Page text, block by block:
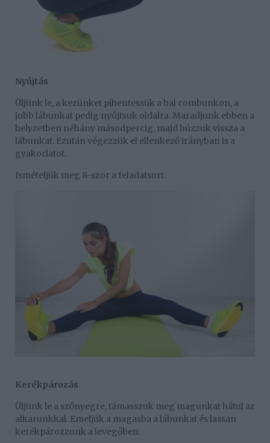
Nyújtás
Üljünk le, a kezünket pihentessük a bal combunkon, a
jobb lábunkat pedig nyújtsuk oldalra. Maradjunk ebben a
helyzetben néhány másodpercig, majd húzzuk vissza a
lábunkat. Ezután végezzük el ellenkező irányban is a
gyakorlatot.
Ismételjük meg 8-szor a feladatsort.
Kerékpározás
Üljünk le a szőnyegre, támasszuk meg magunkat hátul az
alkarunkkal. Emeljük a magasba a lábunkat és lassan
kerékpározzunk a levegőben.